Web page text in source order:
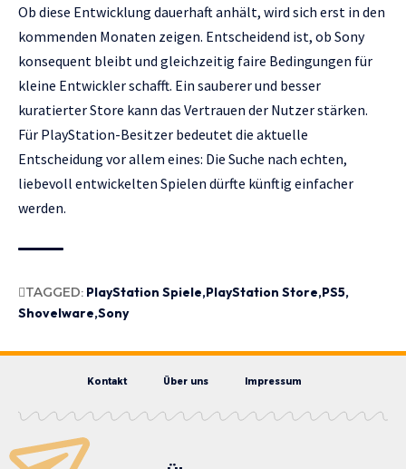
Ob diese Entwicklung dauerhaft anhält, wird sich erst in den
kommenden Monaten zeigen. Entscheidend ist, ob Sony
konsequent bleibt und gleichzeitig faire Bedingungen für
kleine Entwickler schafft. Ein sauberer und besser
kuratierter Store kann das Vertrauen der Nutzer stärken.
Für PlayStation-Besitzer bedeutet die aktuelle
Entscheidung vor allem eines: Die Suche nach echten,
liebevoll entwickelten Spielen dürfte künftig einfacher
werden.
TAGGED: PlayStation Spiele PlayStation Store PS5
Shovelware Sony
Kontakt Über uns Impressum